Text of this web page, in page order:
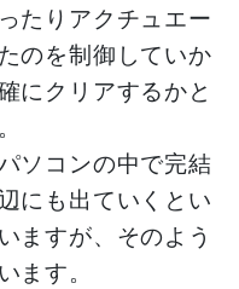
たりアクチュエー
のを制御していか
にクリアするかと
ソコンの中で完結
にも出ていくとい
ますが、そのよう
ます。